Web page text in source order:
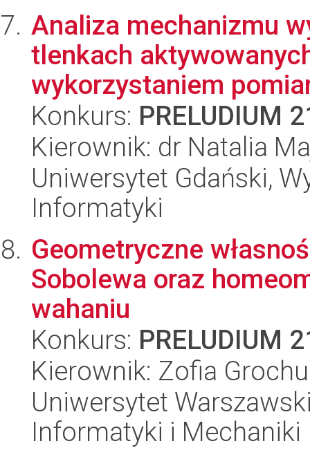
Analiza mechanizmu
tlenkach
wykorzystaniem
Konkurs: PRELUDIUM
Kierownik: dr Natalia
Uniwersytet Gdański,
Informatyki
Geometryczne
Sobolewa oraz
wahaniu
Konkurs: PRELUDIUM
Kierownik: Zofia
Uniwersytet
Informatyki i Mechaniki